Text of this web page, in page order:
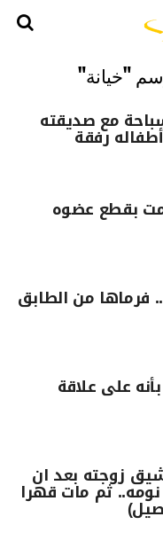
"خيانة"
مع صديقته
رفقة
بقطع عضوه
فرماها من الطابق
على علاقة
زوجته بعد ان
ثم مات قهرا